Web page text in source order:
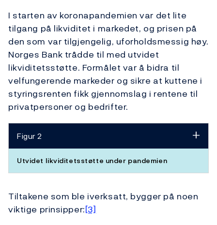
I starten av koronapandemien var det lite
tilgang på likviditet i markedet, og prisen på
den som var tilgjengelig, uforholdsmessig høy.
Norges Bank trådde til med utvidet
likviditetsstøtte. Formålet var å bidra til
velfungerende markeder og sikre at kuttene i
styringsrenten fikk gjennomslag i rentene til
privatpersoner og bedrifter.
Figur 2
Utvidet likviditetsstøtte under pandemien
Tiltakene som ble iverksatt, bygger på noen
viktige prinsipper:[3]